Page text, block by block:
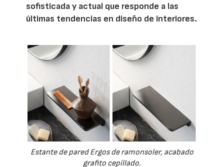
sofisticada y actual que responde a las
últimas tendencias en diseño de interiores.
Estante de pared Ergos de ramonsoler, acabado
grafito cepillado.